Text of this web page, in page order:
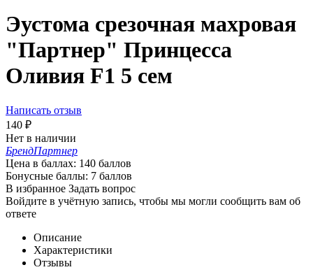
Эустома срезочная махровая
"Партнер" Принцесса
Оливия F1 5 сем
Написать отзыв
140 ₽
Нет в наличии
БрендПартнер
Цена в баллах: 140 баллов
Бонусные баллы: 7 баллов
В избранное Задать вопрос
Войдите в учётную запись, чтобы мы могли сообщить вам об
ответе
Описание
Характеристики
Отзывы